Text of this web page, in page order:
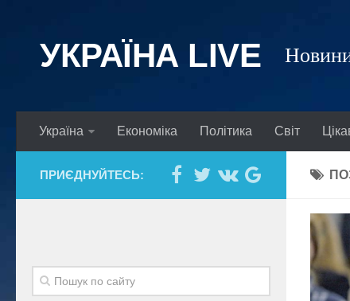
УКРАЇНА LIVE
Україна Економіка Політика Світ
ПРИЄДНУЙТЕСЬ: